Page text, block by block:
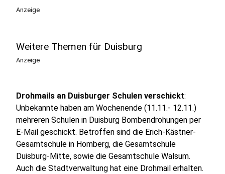
Anzeige
Weitere Themen für Duisburg
Anzeige
Drohmails an Duisburger Schulen verschickt:
Unbekannte haben am Wochenende (11.11.- 12.11.)
mehreren Schulen in Duisburg Bombendrohungen per
E-Mail geschickt. Betroffen sind die Erich-Kästner-
Gesamtschule in Homberg, die Gesamtschule
Duisburg-Mitte, sowie die Gesamtschule Walsum.
Auch die Stadtverwaltung hat eine Drohmail erhalten.